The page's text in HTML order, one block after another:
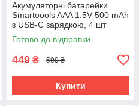
Акумуляторні батарейки
Smartoools AAA 1.5V 500 mAh
з USB-C зарядкою, 4 шт
(Зелений)
Готово до відправки
449 ₴ 599 ₴
Купити